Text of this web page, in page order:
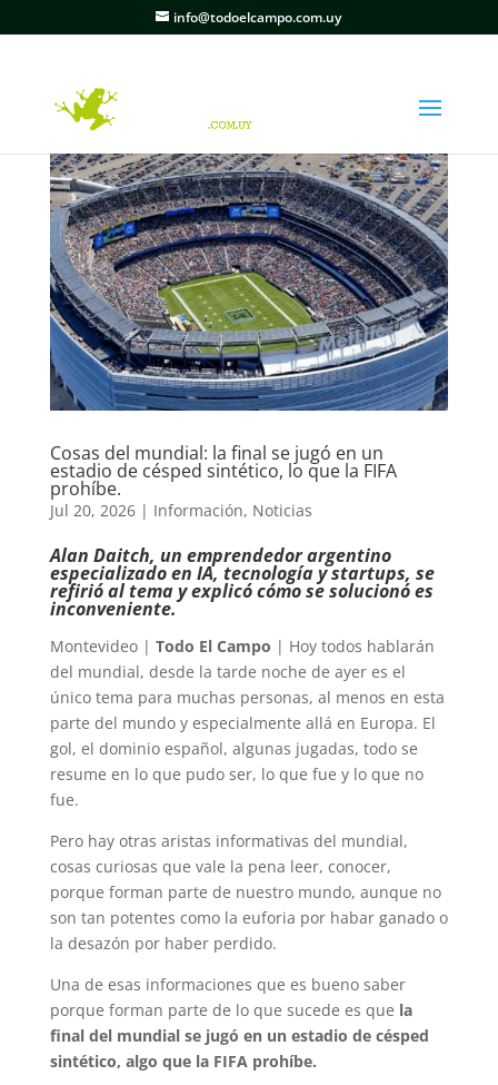
info@todoelcampo.com.uy
Cosas del mundial: la final se jugó en un
estadio de césped sintético, lo que la FIFA
prohíbe.
Jul 20, 2026| Información, Noticias
Alan Daitch, un emprendedor argentino
especializado en IA, tecnología y startups, se
refirió al tema y explicó cómo se solucionó es
inconveniente.
Montevideo | Todo El Campo | Hoy todos hablarán
del mundial, desde la tarde noche de ayer es el
único tema para muchas personas, al menos en esta
parte del mundo y especialmente allá en Europa. El
gol, el dominio español, algunas jugadas, todo se
resume en lo que pudo ser, lo que fue y lo que no
fue.
Pero hay otras aristas informativas del mundial,
cosas curiosas que vale la pena leer, conocer,
porque forman parte de nuestro mundo, aunque no
son tan potentes como la euforia por habar ganado o
la desazón por haber perdido.
Una de esas informaciones que es bueno saber
porque forman parte de lo que sucede es que la
final del mundial se jugó en un estadio de césped
sintético, algo que la FIFA prohíbe.